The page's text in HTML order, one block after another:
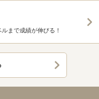
まで成績が伸びる！